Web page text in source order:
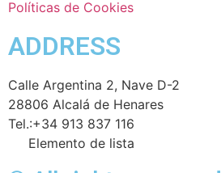
Políticas de Cookies
ADDRESS
Calle Argentina 2, Nave D-2
28806 Alcalá de Henares
Tel.:+34 913 837 116
Elemento de lista